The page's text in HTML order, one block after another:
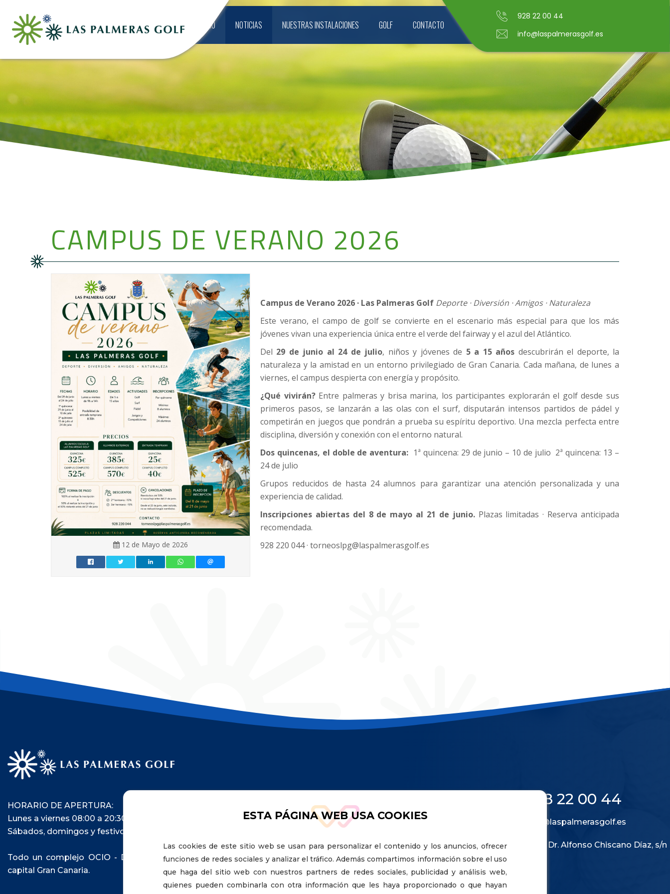
928 22 00 44
info@laspalmerasgolf.es
INICIO NOTICIAS NUESTRAS INSTALACIONES GOLF CONTACTO
CAMPUS DE VERANO 2026
12 de Mayo de 2026
Campus de Verano 2026 · Las Palmeras Golf Deporte · Diversión · Amigos · Naturaleza
Este verano, el campo de golf se convierte en el escenario más especial para que los más
jóvenes vivan una experiencia única entre el verde del fairway y el azul del Atlántico.
Del 29 de junio al 24 de julio, niños y jóvenes de 5 a 15 años descubrirán el deporte, la
naturaleza y la amistad en un entorno privilegiado de Gran Canaria. Cada mañana, de lunes a
viernes, el campus despierta con energía y propósito.
¿Qué vivirán?Entre palmeras y brisa marina, los participantes explorarán el golf desde sus
primeros pasos, se lanzarán a las olas con el surf, disputarán intensos partidos de pádel y
competirán en juegos que pondrán a prueba su espíritu deportivo. Una mezcla perfecta entre
disciplina, diversión y conexión con el entorno natural.
Dos quincenas, el doble de aventura: 1ª quincena: 29 de junio – 10 de julio 2ª quincena: 13 –
24 de julio
Grupos reducidos de hasta 24 alumnos para garantizar una atención personalizada y una
experiencia de calidad.
Inscripciones abiertas del 8 de mayo al 21 de junio.Plazas limitadas · Reserva anticipada
recomendada.
928 220 044 · torneoslpg@laspalmerasgolf.es
HORARIO DE APERTURA:
Lunes a viernes 08:00 a 20:30
Sábados, domingos y festivos de 8:00 a 20:00
Todo un complejo OCIO - DEPORTIVO en pleno centro de la
capital Gran Canaria.
928 22 00 44
info@laspalmerasgolf.es
Calle Dr. Alfonso Chiscano Díaz, s/n
HOLA
ESTA PÁGINA WEB USA COOKIES
Las cookies de este sitio web se usan para personalizar el contenido y los anuncios, ofrecer
funciones de redes sociales y analizar el tráfico. Además compartimos información sobre el uso
que haga del sitio web con nuestros partners de redes sociales, publicidad y análisis web,
quienes pueden combinarla con otra información que les haya proporcionado o que hayan